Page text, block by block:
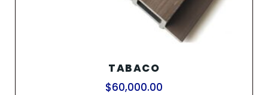
TABACO
$60,000.00